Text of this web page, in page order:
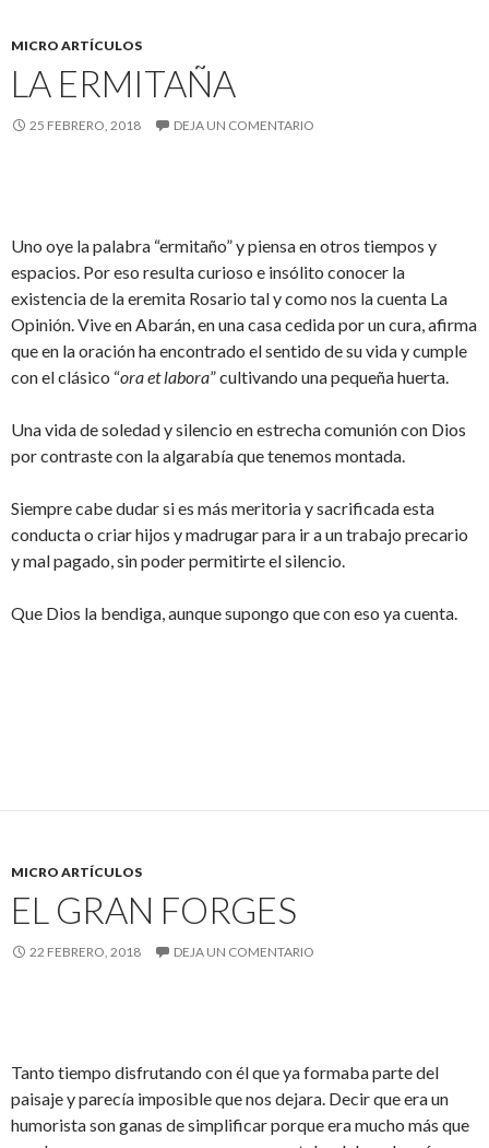
MICRO ARTÍCULOS
LA ERMITAÑA
25 FEBRERO, 2018 DEJA UN COMENTARIO
Uno oye la palabra “ermitaño” y piensa en otros tiempos y
espacios. Por eso resulta curioso e insólito conocer la
existencia de la eremita Rosario tal y como nos la cuenta La
Opinión. Vive en Abarán, en una casa cedida por un cura, afirma
que en la oración ha encontrado el sentido de su vida y cumple
con el clásico “ora et labora” cultivando una pequeña huerta.
Una vida de soledad y silencio en estrecha comunión con Dios
por contraste con la algarabía que tenemos montada.
Siempre cabe dudar si es más meritoria y sacrificada esta
conducta o criar hijos y madrugar para ir a un trabajo precario
y mal pagado, sin poder permitirte el silencio.
Que Dios la bendiga, aunque supongo que con eso ya cuenta.
MICRO ARTÍCULOS
EL GRAN FORGES
22 FEBRERO, 2018 DEJA UN COMENTARIO
Tanto tiempo disfrutando con él que ya formaba parte del
paisaje y parecía imposible que nos dejara. Decir que era un
humorista son ganas de simplificar porque era mucho más que